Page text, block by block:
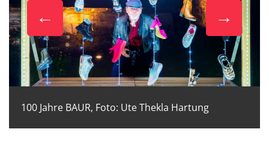
100 Jahre BAUR, Foto: Ute Thekla Hartung